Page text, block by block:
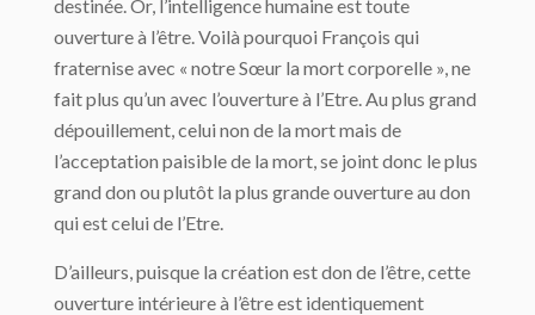
destinée. Or, l’intelligence humaine est toute
ouverture à l’être. Voilà pourquoi François qui
fraternise avec « notre Sœur la mort corporelle », ne
fait plus qu’un avec l’ouverture à l’Etre. Au plus grand
dépouillement, celui non de la mort mais de
l’acceptation paisible de la mort, se joint donc le plus
grand don ou plutôt la plus grande ouverture au don
qui est celui de l’Etre.
D’ailleurs, puisque la création est don de l’être, cette
ouverture intérieure à l’être est identiquement